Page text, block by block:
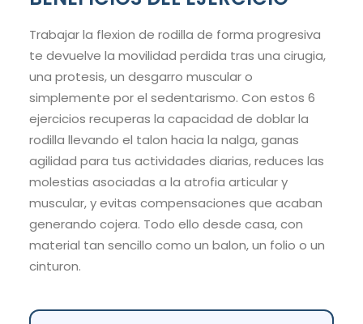
Trabajar la flexion de rodilla de forma progresiva
te devuelve la movilidad perdida tras una cirugia,
una protesis, un desgarro muscular o
simplemente por el sedentarismo. Con estos 6
ejercicios recuperas la capacidad de doblar la
rodilla llevando el talon hacia la nalga, ganas
agilidad para tus actividades diarias, reduces las
molestias asociadas a la atrofia articular y
muscular, y evitas compensaciones que acaban
generando cojera. Todo ello desde casa, con
material tan sencillo como un balon, un folio o un
cinturon.